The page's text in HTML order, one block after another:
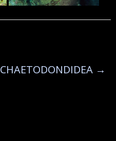
CHAETODONDIDEA →